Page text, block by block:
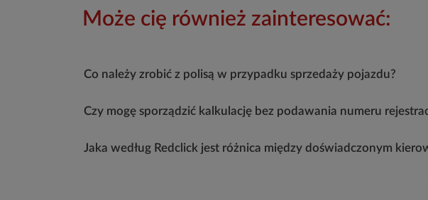
Może cię również zainteresować:
Co należy zrobić z polisą w przypadku sprzedaży pojazdu?
Czy mogę sporządzić kalkulację bez podawania numeru
Jaka według Redclick jest różnica między doświadczonym